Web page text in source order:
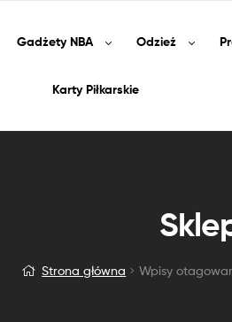
GadżetyNBA Odzież
Karty Piłkarskie
Strona główna Wpisy